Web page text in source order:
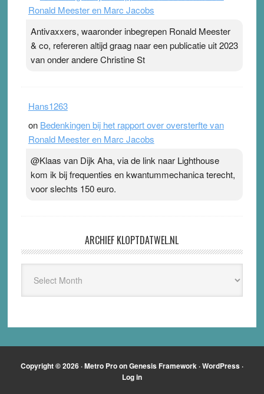
Ronald Meester en Marc Jacobs
Antivaxxers, waaronder inbegrepen Ronald Meester
& co, refereren altijd graag naar een publicatie uit 2023
van onder andere Christine St
Hans1263
on Bedenkingen bij het rapport over oversterfte van
Ronald Meester en Marc Jacobs
@Klaas van Dijk Aha, via de link naar Lighthouse
kom ik bij frequenties en kwantummechanica terecht,
voor slechts 150 euro.
ARCHIEF KLOPTDATWEL.NL
Kloptdatwel.nl
Copyright © 2026 ·Metro ProonGenesis Framework ·WordPress ·
Log in